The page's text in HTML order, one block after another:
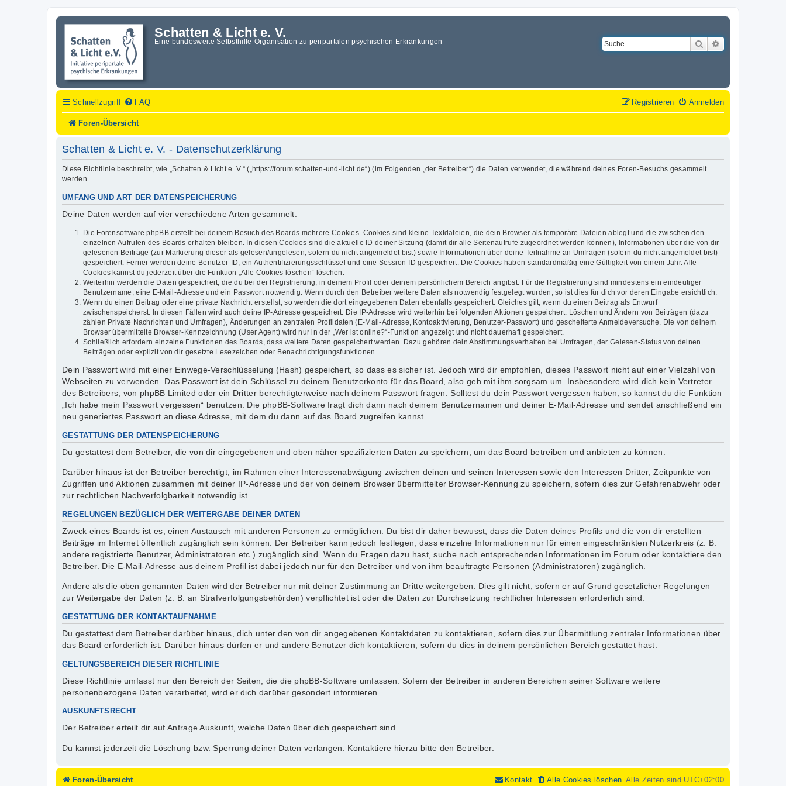
Schatten & Licht e. V.
Eine bundesweite Selbsthilfe-Organisation zu peripartalen psychischen Erkrankungen Suche
Schnellzugriff FAQ Anmelden
Registrieren
Foren-Übersicht
Schatten & Licht e. V. - Datenschutzerklärung
Diese Richtlinie beschreibt, wie „Schatten & Licht e. V.“ („https://forum.schatten-und-licht.de“) (im Folgenden „der Betreiber“) die Daten verwendet, die während deines Foren-Besuchs gesammelt
werden.
UMFANG UND ART DER DATENSPEICHERUNG
Deine Daten werden auf vier verschiedene Arten gesammelt:
Die Forensoftware phpBB erstellt bei deinem Besuch des Boards mehrere Cookies. Cookies sind kleine Textdateien, die dein Browser als temporäre Dateien ablegt und die zwischen den
einzelnen Aufrufen des Boards erhalten bleiben. In diesen Cookies sind die aktuelle ID deiner Sitzung (damit dir alle Seitenaufrufe zugeordnet werden können), Informationen über die von dir
gelesenen Beiträge (zur Markierung dieser als gelesen/ungelesen; sofern du nicht angemeldet bist) sowie Informationen über deine Teilnahme an Umfragen (sofern du nicht angemeldet bist)
gespeichert. Ferner werden deine Benutzer-ID, ein Authentifizierungsschlüssel und eine Session-ID gespeichert. Die Cookies haben standardmäßig eine Gültigkeit von einem Jahr. Alle
Cookies kannst du jederzeit über die Funktion „Alle Cookies löschen“ löschen.
Weiterhin werden die Daten gespeichert, die du bei der Registrierung, in deinem Profil oder deinem persönlichem Bereich angibst. Für die Registrierung sind mindestens ein eindeutiger
Benutzername, eine E-Mail-Adresse und ein Passwort notwendig. Wenn durch den Betreiber weitere Daten als notwendig festgelegt wurden, so ist dies für dich vor deren Eingabe ersichtlich.
Wenn du einen Beitrag oder eine private Nachricht erstellst, so werden die dort eingegebenen Daten ebenfalls gespeichert. Gleiches gilt, wenn du einen Beitrag als Entwurf
zwischenspeicherst. In diesen Fällen wird auch deine IP-Adresse gespeichert. Die IP-Adresse wird weiterhin bei folgenden Aktionen gespeichert: Löschen und Ändern von Beiträgen (dazu
zählen Private Nachrichten und Umfragen), Änderungen an zentralen Profildaten (E-Mail-Adresse, Kontoaktivierung, Benutzer-Passwort) und gescheiterte Anmeldeversuche. Die von deinem
Browser übermittelte Browser-Kennzeichnung (User Agent) wird nur in der „Wer ist online?“-Funktion angezeigt und nicht dauerhaft gespeichert.
Schließlich erfordern einzelne Funktionen des Boards, dass weitere Daten gespeichert werden. Dazu gehören dein Abstimmungsverhalten bei Umfragen, der Gelesen-Status von deinen
Beiträgen oder explizit von dir gesetzte Lesezeichen oder Benachrichtigungsfunktionen.
Dein Passwort wird mit einer Einwege-Verschlüsselung (Hash) gespeichert, so dass es sicher ist. Jedoch wird dir empfohlen, dieses Passwort nicht auf einer Vielzahl von
Webseiten zu verwenden. Das Passwort ist dein Schlüssel zu deinem Benutzerkonto für das Board, also geh mit ihm sorgsam um. Insbesondere wird dich kein Vertreter
des Betreibers, von phpBB Limited oder ein Dritter berechtigterweise nach deinem Passwort fragen. Solltest du dein Passwort vergessen haben, so kannst du die Funktion
„Ich habe mein Passwort vergessen“ benutzen. Die phpBB-Software fragt dich dann nach deinem Benutzernamen und deiner E-Mail-Adresse und sendet anschließend ein
neu generiertes Passwort an diese Adresse, mit dem du dann auf das Board zugreifen kannst.
GESTATTUNG DER DATENSPEICHERUNG
Du gestattest dem Betreiber, die von dir eingegebenen und oben näher spezifizierten Daten zu speichern, um das Board betreiben und anbieten zu können.
Darüber hinaus ist der Betreiber berechtigt, im Rahmen einer Interessenabwägung zwischen deinen und seinen Interessen sowie den Interessen Dritter, Zeitpunkte von
Zugriffen und Aktionen zusammen mit deiner IP-Adresse und der von deinem Browser übermittelter Browser-Kennung zu speichern, sofern dies zur Gefahrenabwehr oder
zur rechtlichen Nachverfolgbarkeit notwendig ist.
REGELUNGEN BEZÜGLICH DER WEITERGABE DEINER DATEN
Zweck eines Boards ist es, einen Austausch mit anderen Personen zu ermöglichen. Du bist dir daher bewusst, dass die Daten deines Profils und die von dir erstellten
Beiträge im Internet öffentlich zugänglich sein können. Der Betreiber kann jedoch festlegen, dass einzelne Informationen nur für einen eingeschränkten Nutzerkreis (z. B.
andere registrierte Benutzer, Administratoren etc.) zugänglich sind. Wenn du Fragen dazu hast, suche nach entsprechenden Informationen im Forum oder kontaktiere den
Betreiber. Die E-Mail-Adresse aus deinem Profil ist dabei jedoch nur für den Betreiber und von ihm beauftragte Personen (Administratoren) zugänglich.
Andere als die oben genannten Daten wird der Betreiber nur mit deiner Zustimmung an Dritte weitergeben. Dies gilt nicht, sofern er auf Grund gesetzlicher Regelungen
zur Weitergabe der Daten (z. B. an Strafverfolgungsbehörden) verpflichtet ist oder die Daten zur Durchsetzung rechtlicher Interessen erforderlich sind.
GESTATTUNG DER KONTAKTAUFNAHME
Du gestattest dem Betreiber darüber hinaus, dich unter den von dir angegebenen Kontaktdaten zu kontaktieren, sofern dies zur Übermittlung zentraler Informationen über
das Board erforderlich ist. Darüber hinaus dürfen er und andere Benutzer dich kontaktieren, sofern du dies in deinem persönlichen Bereich gestattet hast.
GELTUNGSBEREICH DIESER RICHTLINIE
Diese Richtlinie umfasst nur den Bereich der Seiten, die die phpBB-Software umfassen. Sofern der Betreiber in anderen Bereichen seiner Software weitere
personenbezogene Daten verarbeitet, wird er dich darüber gesondert informieren.
AUSKUNFTSRECHT
Der Betreiber erteilt dir auf Anfrage Auskunft, welche Daten über dich gespeichert sind.
Du kannst jederzeit die Löschung bzw. Sperrung deiner Daten verlangen. Kontaktiere hierzu bitte den Betreiber.
Foren-Übersicht Alle Zeiten sind UTC+02:00
Alle Cookies löschen
Kontakt